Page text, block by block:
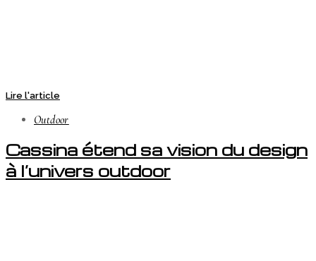
Lire l'article
Outdoor
Cassina étend sa vision du design
à l’univers outdoor